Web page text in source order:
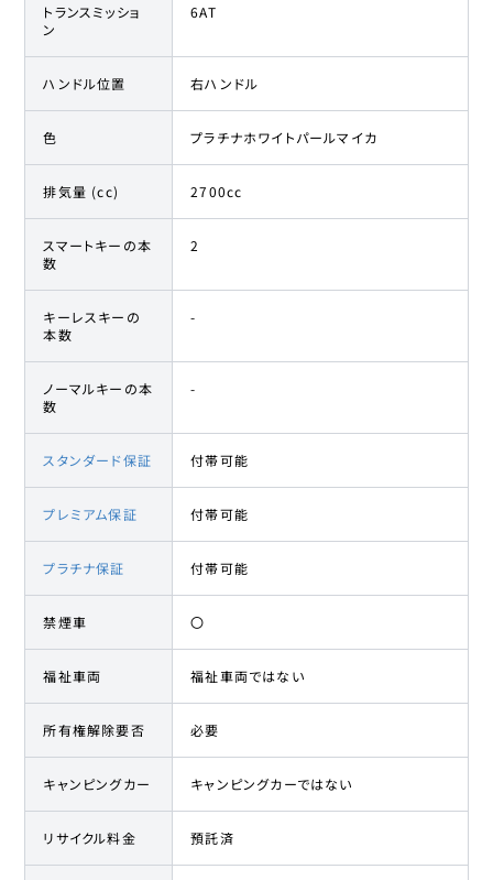
トランスミッショ
ン
6AT
ハンドル位置 右ハンドル
色 プラチナホワイトパールマイカ
排気量 (cc) 2700cc
スマートキーの本
数
2
キーレスキーの
本数
-
ノーマルキーの本
数
-
スタンダード保証 付帯可能
プレミアム保証 付帯可能
プラチナ保証 付帯可能
禁煙車 〇
福祉車両 福祉車両ではない
所有権解除要否 必要
キャンピングカー キャンピングカーではない
リサイクル料金 預託済